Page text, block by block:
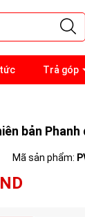
Trả góp
bản Phanh
Mã sản phẩm: